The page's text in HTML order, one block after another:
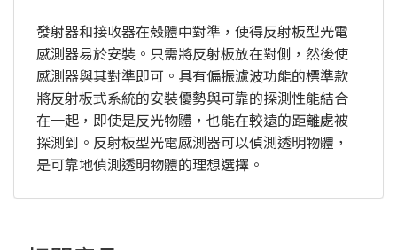
發射器和接收器在殼體中對準，使得反射板型光電
感測器易於安裝。只需將反射板放在對側，然後使
感測器與其對準即可。具有偏振濾波功能的標準款
將反射板式系統的安裝優勢與可靠的探測性能結合
在一起，即使是反光物體，也能在較遠的距離處被
探測到。反射板型光電感測器可以偵測透明物體，
是可靠地偵測透明物體的理想選擇。